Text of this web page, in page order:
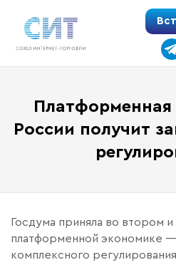
содержимому
России получит
Госдума приняла во втором
платформенной экономике
комплексного